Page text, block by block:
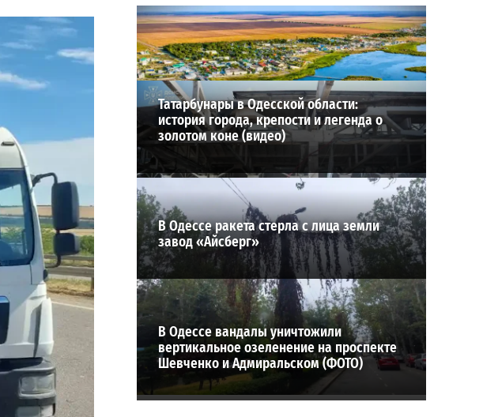
24-07-2026 в 14:29
ВИБОР РЕДАКЦИИ
Татарбунары в Одесской области:
история города, крепости и легенда о
золотом коне (видео)
В Одессе ракета стерла с лица земли
завод «Айсберг»
В Одессе вандалы уничтожили
вертикальное озеленение на проспекте
Шевченко и Адмиральском (ФОТО)